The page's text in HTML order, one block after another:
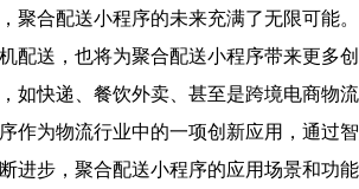
聚合配送小程序的未来充满了无限可能
配送，也将为聚合配送小程序带来更多
如快递、餐饮外卖、甚至是跨境电商物
作为物流行业中的一项创新应用，通过
进步，聚合配送小程序的应用场景和功